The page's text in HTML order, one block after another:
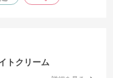
トクリーム